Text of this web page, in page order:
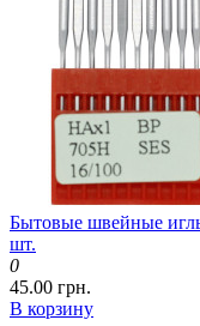
Бытовые швейные
шт.
0
45.00 грн.
В корзину